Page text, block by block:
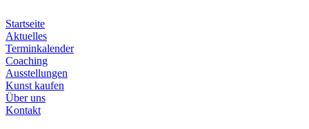
Inhalt
springen
Startseite
Aktuelles
Terminkalender
Coaching
Ausstellungen
Kunst kaufen
Über uns
Kontakt